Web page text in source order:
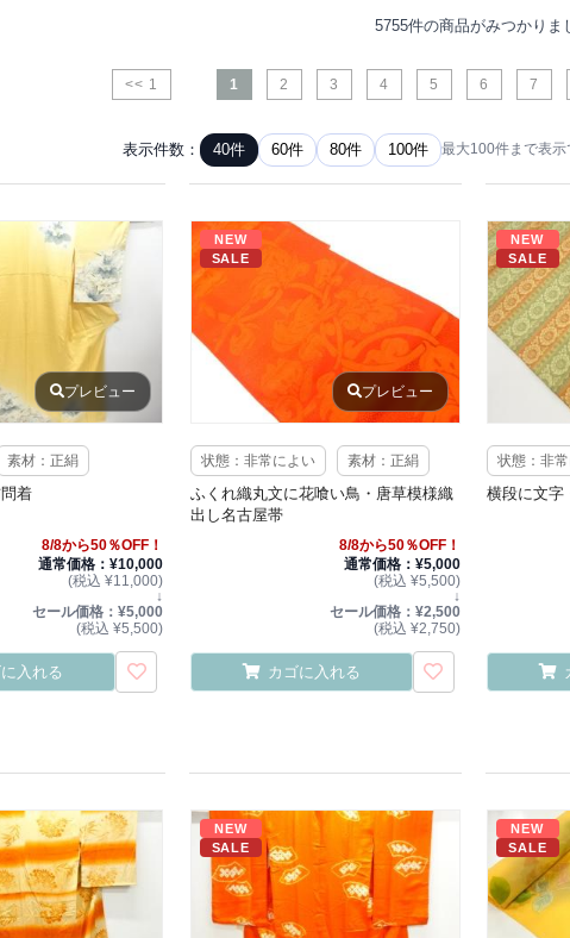
5755件の商品がみつかりま
<< 1 1 2 3 4 5 6 7
表示件数： 40件 60件 80件 100件 最大100件まで表示
プレビュー
素材：正絹
着
8/8から50％OFF！
通常価格：¥10,000
(税込 ¥11,000)
↓
セール価格：¥5,000
(税込 ¥5,500)
入れる
NEW
SALE
プレビュー
状態：非常によい 素材：正絹
ふくれ織丸文に花喰い鳥・唐草模様織
出し名古屋帯
8/8から50％OFF！
通常価格：¥5,000
(税込 ¥5,500)
↓
セール価格：¥2,500
(税込 ¥2,750)
カゴに入れる
NEW
SALE
状態：非
横段に文字
NEW
SALE
NEW
SALE